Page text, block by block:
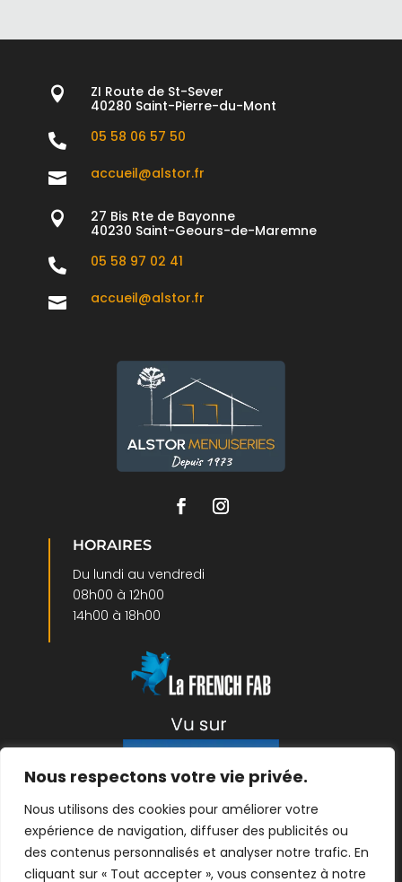
Nous respectons votre vie privée.
Nous utilisons des cookies pour améliorer votre
expérience de navigation, diffuser des publicités ou
des contenus personnalisés et analyser notre trafic. En
cliquant sur « Tout accepter », vous consentez à notre

ZI Route de St-Sever
40280 Saint-Pierre-du-Mont
 05 58 06 57 50
 accueil@alstor.fr

27 Bis Rte de Bayonne
40230 Saint-Geours-de-Maremne
 05 58 97 02 41
 accueil@alstor.fr
HORAIRES
Du lundi au vendredi
08h00 à 12h00
14h00 à 18h00
Mentions légales|Protection des données| ©
2026- créé parLinov Agence Web